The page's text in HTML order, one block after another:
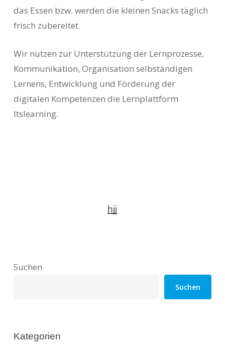
das Essen bzw. werden die kleinen Snacks täglich
frisch zubereitet.
Wir nutzen zur Unterstützung der Lernprozesse,
Kommunikation, Organisation selbständigen
Lernens, Entwicklung und Förderung der
digitalen Kompetenzen die Lernplattform
Itslearning.
hjj
Suchen
Suchen
Kategorien